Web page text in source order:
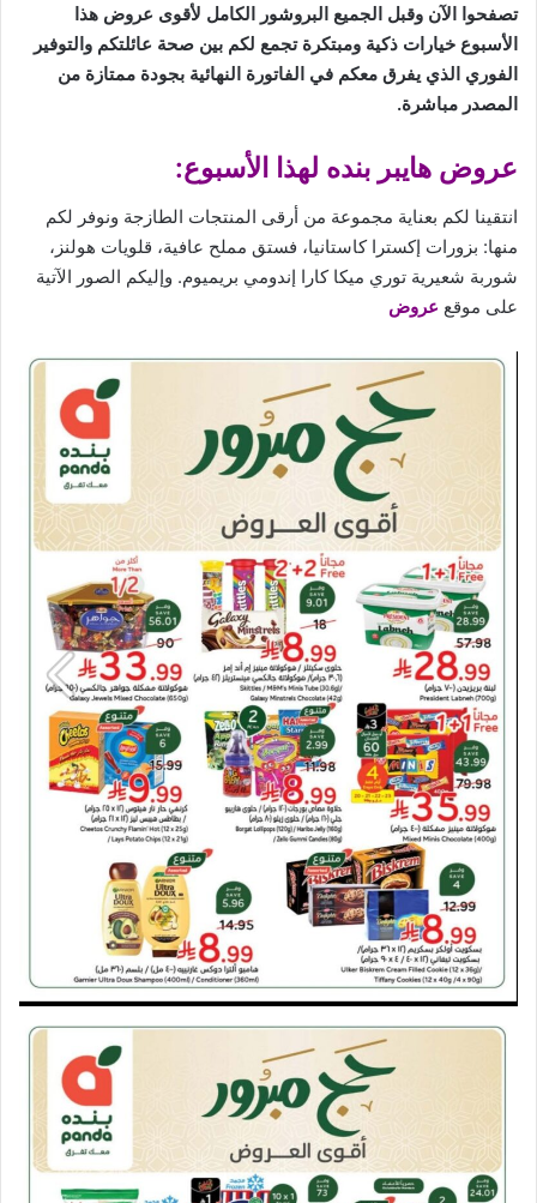
تصفحوا الآن وقبل الجميع البروشور الكامل لأقوى عروض هذا
الأسبوع خيارات ذكية ومبتكرة تجمع لكم بين صحة عائلتكم والتوفير
الفوري الذي يفرق معكم في الفاتورة النهائية بجودة ممتازة من
المصدر مباشرة.
عروض هايبر بنده لهذا الأسبوع:
انتقينا لكم بعناية مجموعة من أرقى المنتجات الطازجة ونوفر لكم
منها: بزورات إكسترا كاستانيا، فستق مملح عافية، قلويات هولنز،
شوربة شعيرية توري ميكا كارا إندومي بريميوم. وإليكم الصور الآتية
على موقع عروض